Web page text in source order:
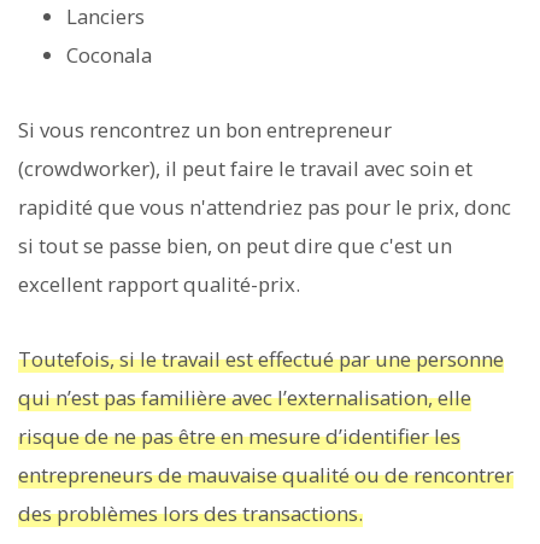
Lanciers
Coconala
Si vous rencontrez un bon entrepreneur
(crowdworker), il peut faire le travail avec soin et
rapidité que vous n'attendriez pas pour le prix, donc
si tout se passe bien, on peut dire que c'est un
excellent rapport qualité-prix.
Toutefois, si le travail est effectué par une personne
qui n’est pas familière avec l’externalisation, elle
risque de ne pas être en mesure d’identifier les
entrepreneurs de mauvaise qualité ou de rencontrer
des problèmes lors des transactions.